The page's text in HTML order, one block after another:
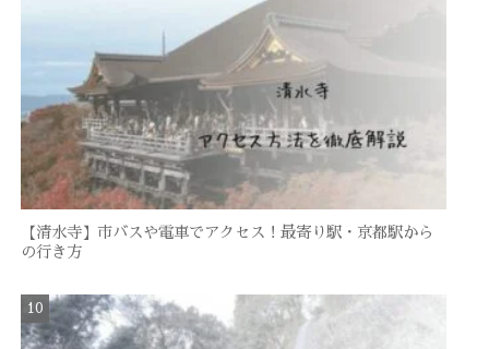
【清水寺】市バスや電車でアクセス！最寄り駅・京都駅から
の行き方